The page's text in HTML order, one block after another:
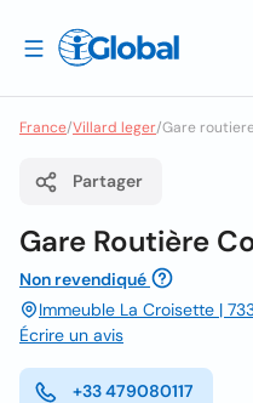
France/Villard leger/Gare
Partager
Gare Routière
Non revendiqué
Immeuble La Croisette |
Écrire un avis
+33 479080117